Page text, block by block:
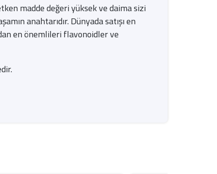
madde değeri yüksek ve daima sizi
anahtarıdır. Dünyada satışı en
en önemlileri flavonoidler ve